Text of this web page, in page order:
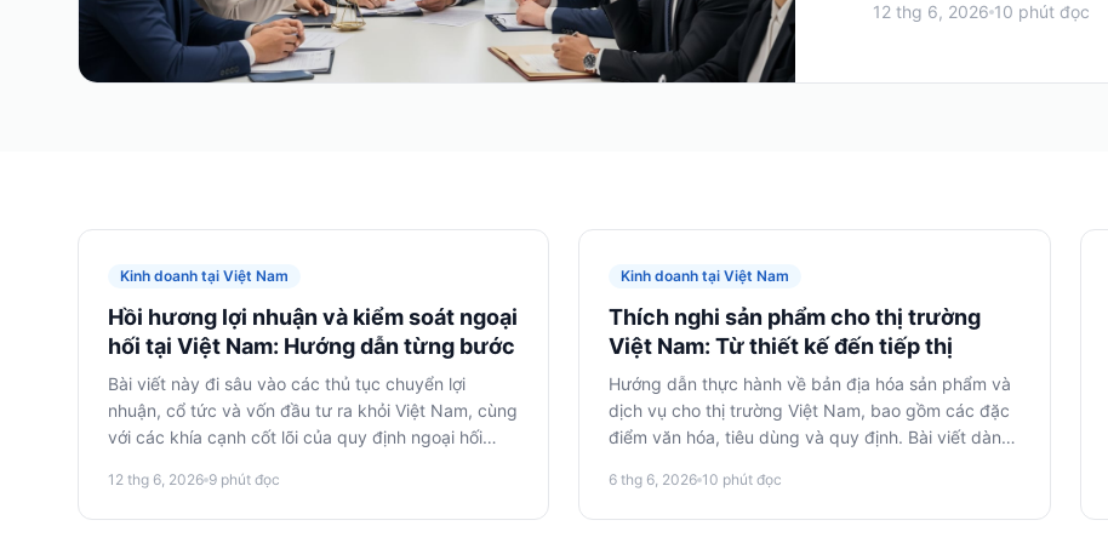
12 thg 6, 2026 10 phút đọc
Kinh doanh tại Việt Nam
Hồi hương lợi nhuận và kiểm soát ngoại
hối tại Việt Nam: Hướng dẫn từng bước
Bài viết này đi sâu vào các thủ tục chuyển lợi
nhuận, cổ tức và vốn đầu tư ra khỏi Việt Nam, cùng
với các khía cạnh cốt lõi của quy định ngoại hối
bày các bước cụ thể và khuyến nghị để chuyển
tiền tệ một cách hợp pháp và hiệu quả.
12 thg 6, 2026 9 phút đọc
Kinh doanh tại Việt Nam
Thích nghi sản phẩm cho thị trường
Việt Nam: Từ thiết kế đến tiếp thị
Hướng dẫn thực hành về bản địa hóa sản phẩm và
dịch vụ cho thị trường Việt Nam, bao gồm các đặc
điểm văn hóa, tiêu dùng và quy định. Bài viết dành
quản lý sản phẩm, nhà tiếp thị và các công ty
thương mại điện tử đang có kế hoạch ra mắt hoặc
6 thg 6, 2026 10 phút đọc